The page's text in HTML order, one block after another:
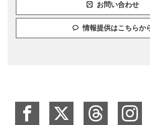
お問い合わせ
情報提供はこちらか